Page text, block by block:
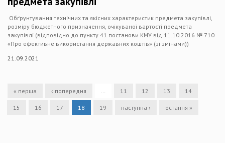
Обґрунтування технічних та якісних характеристик предмета закупівлі,
розміру бюджетного призначення, очікуваної вартості предмета
закупівлі (відповідно до пункту 41 постанови КМУ від 11.10.2016 № 710
«Про ефективне використання державних коштів» (зі змінами))
21.09.2021
« перша ‹ попередня … 11 12 13 14
15 16 17 18 19 наступна › остання »